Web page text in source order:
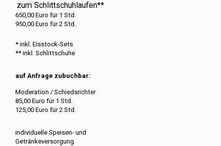
zum Schlittschuhlaufen**
650,00 Euro für 1 Std.
950,00 Euro für 2 Std.
* inkl. Eisstock-Sets
** inkl. Schlittschuhe
auf Anfrage zubuchbar:
Moderation / Schiedsrichter
85,00 Euro für 1 Std.
125,00 Euro für 2 Std.
individuelle Speisen- und
Getränkeversorgung